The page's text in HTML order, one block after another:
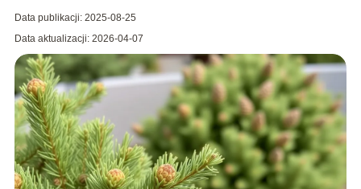
Data publikacji: 2025-08-25
Data aktualizacji: 2026-04-07